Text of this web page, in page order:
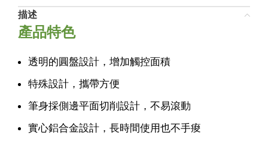
描述
產品特色
透明的圓盤設計，增加觸控面積
特殊設計，攜帶方便
筆身採側邊平面切削設計，不易滾動
實心鋁合金設計，長時間使用也不手痠